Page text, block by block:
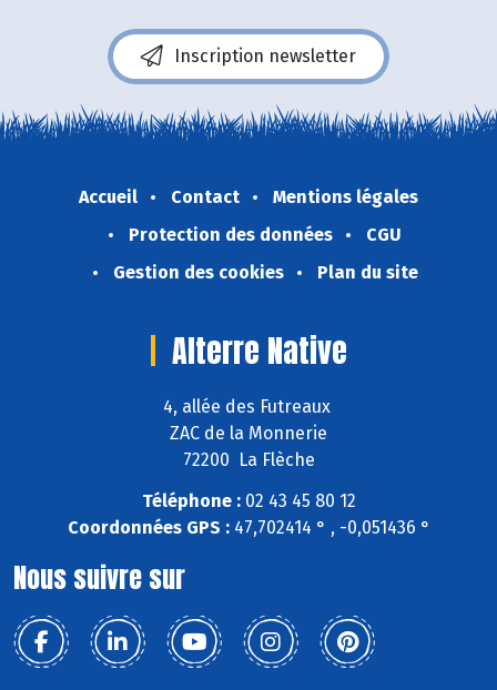
Inscription newsletter
Accueil Contact
Mentions légales
Protection des données
CGU
Gestion des cookies
Plan du site
Alterre Native
4, allée des Futreaux
ZAC de la Monnerie
72200 La Flèche
Téléphone :02 43 45 80 12
Coordonnées GPS :47,702414 ° , -0,051436 °
Nous suivre sur